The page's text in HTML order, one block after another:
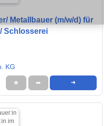
Metallbauer (m/w/d) für
Schlosserei
KG
★ ➦ ➜